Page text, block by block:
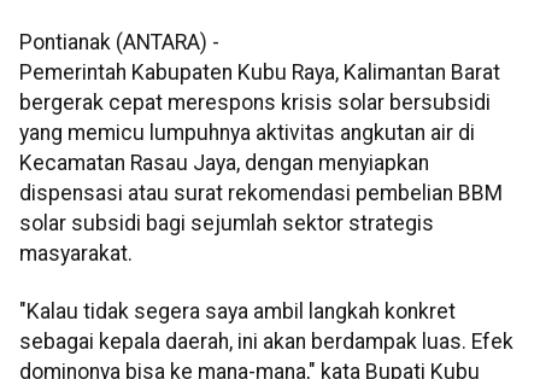
Pontianak (ANTARA) -
Pemerintah Kabupaten Kubu Raya, Kalimantan Barat
bergerak cepat merespons krisis solar bersubsidi
yang memicu lumpuhnya aktivitas angkutan air di
Kecamatan Rasau Jaya, dengan menyiapkan
dispensasi atau surat rekomendasi pembelian BBM
solar subsidi bagi sejumlah sektor strategis
masyarakat.
"Kalau tidak segera saya ambil langkah konkret
sebagai kepala daerah, ini akan berdampak luas. Efek
dominonya bisa ke mana-mana," kata Bupati Kubu